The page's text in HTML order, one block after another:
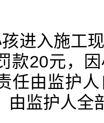
进入施工
款20元，
任由监护
由监护人全